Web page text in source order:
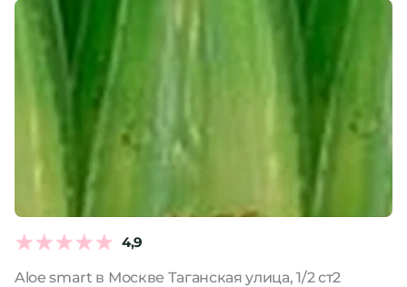
4,9
Aloe smart в Москве Таганская улица, 1/2 ст2